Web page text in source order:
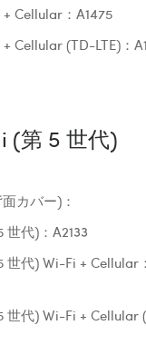
Cellular：A1475
Cellular (TD-LTE)：
(第 5 世代)
カバー)：
代)：A2133
代) Wi-Fi + Cellular：
世代) Wi-Fi + Cellular